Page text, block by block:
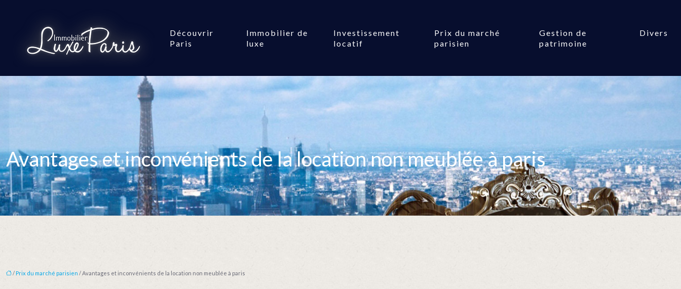
Découvrir
Paris
Immobilier de
luxe
Investissement
locatif
Prix du marché
parisien
Gestion de
patrimoine
Divers
Avantages et inconvénients de la location non meublée à paris
/Prix du marché parisien / Avantages et inconvénients de la location non meublée à paris